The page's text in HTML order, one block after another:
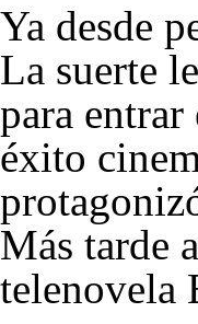
Ya desde
La suerte
para
éxito
Más tarde
telenovela